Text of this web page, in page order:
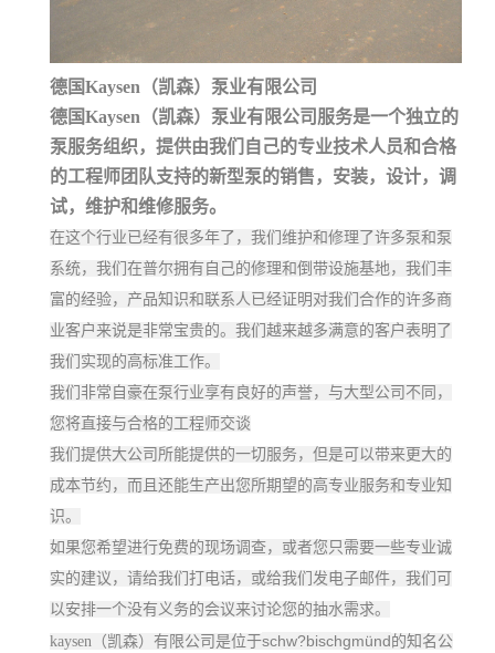
德国Kaysen（凯森）泵业有限公司
德国Kaysen（凯森）泵业有限公司服务是一个独立的
泵服务组织，提供由我们自己的专业技术人员和合格
的工程师团队支持的新型泵的销售，安装，设计，调
试，维护和维修服务。
在这个行业已经有很多年了，我们维护和修理了许多泵和泵
系统，我们在普尔拥有自己的修理和倒带设施基地，我们丰
富的经验，产品知识和联系人已经证明对我们合作的许多商
业客户来说是非常宝贵的。我们越来越多满意的客户表明了
我们实现的高标准工作。
我们非常自豪在泵行业享有良好的声誉，与大型公司不同，
您将直接与合格的工程师交谈
我们提供大公司所能提供的一切服务，但是可以带来更大的
成本节约，而且还能生产出您所期望的高专业服务和专业知
识。
如果您希望进行免费的现场调查，或者您只需要一些专业诚
实的建议，请给我们打电话，或给我们发电子邮件，我们可
以安排一个没有义务的会议来讨论您的抽水需求。
kaysen（凯森）有限公司是位于schw?bischgmünd的知名公